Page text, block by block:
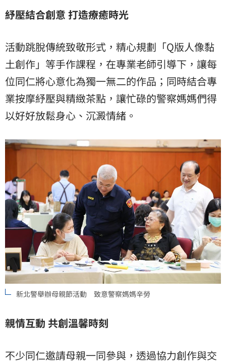
紓壓結合創意 打造療癒時光
活動跳脫傳統致敬形式，精心規劃「Q版人像黏
土創作」等手作課程，在專業老師引導下，讓每
位同仁將心意化為獨一無二的作品；同時結合專
業按摩紓壓與精緻茶點，讓忙碌的警察媽媽們得
以好好放鬆身心、沉澱情緒。
新北警舉辦母親節活動 致意警察媽媽辛勞
親情互動 共創溫馨時刻
不少同仁邀請母親一同參與，透過協力創作與交